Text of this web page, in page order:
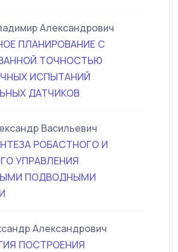
Александрович
ПЛАНИРОВАНИЕ С
ТОЧНОСТЬЮ
ИСПЫТАНИЙ
ДАТЧИКОВ
Васильевич
РОБАСТНОГО И
УПРАВЛЕНИЯ
ПОДВОДНЫМИ
Александрович
ПОСТРОЕНИЯ